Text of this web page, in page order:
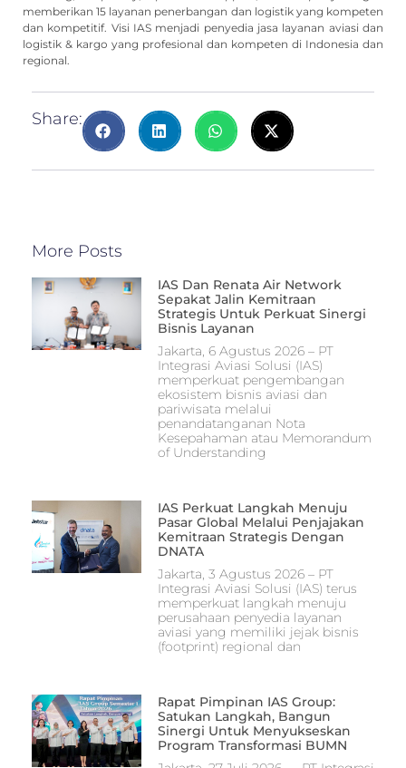
memberikan 15 layanan penerbangan dan logistik yang kompeten
dan kompetitif. Visi IAS menjadi penyedia jasa layanan aviasi dan
logistik & kargo yang profesional dan kompeten di Indonesia dan
regional.
Share:
More Posts
IAS Dan Renata Air Network
Sepakat Jalin Kemitraan
Strategis Untuk Perkuat Sinergi
Bisnis Layanan
Jakarta, 6 Agustus 2026 – PT
Integrasi Aviasi Solusi (IAS)
memperkuat pengembangan
ekosistem bisnis aviasi dan
pariwisata melalui
penandatanganan Nota
Kesepahaman atau Memorandum
of Understanding
IAS Perkuat Langkah Menuju
Pasar Global Melalui Penjajakan
Kemitraan Strategis Dengan
DNATA
Jakarta, 3 Agustus 2026 – PT
Integrasi Aviasi Solusi (IAS) terus
memperkuat langkah menuju
perusahaan penyedia layanan
aviasi yang memiliki jejak bisnis
(footprint) regional dan
Rapat Pimpinan IAS Group:
Satukan Langkah, Bangun
Sinergi Untuk Menyukseskan
Program Transformasi BUMN